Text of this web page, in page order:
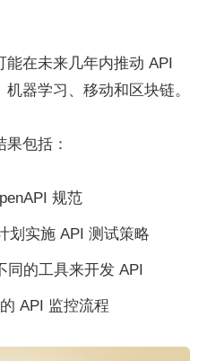
在未来几年内推动 API
器学习、移动和区块链。
包括：
规范
划实施 API 测试策略
同的工具来开发 API
API 监控流程